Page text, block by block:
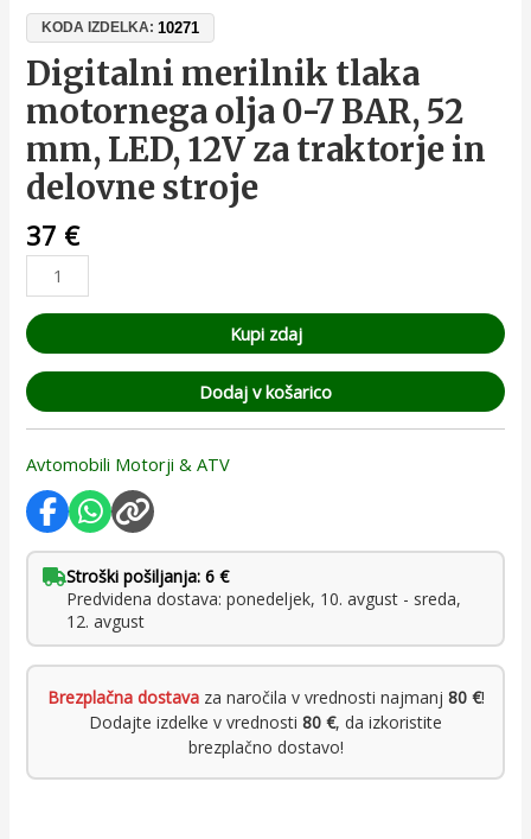
KODA IZDELKA:10271
Digitalni merilnik tlaka
motornega olja 0-7 BAR, 52
mm, LED, 12V za traktorje in
delovne stroje
37 €
Kupi zdaj
Dodaj v košarico
Avtomobili Motorji & ATV
Stroški pošiljanja: 6 €
Predvidena dostava: ponedeljek, 10. avgust - sreda,
12. avgust
Brezplačna dostavaza naročila v vrednosti najmanj 80 €!
Dodajte izdelke v vrednosti 80 €, da izkoristite
brezplačno dostavo!